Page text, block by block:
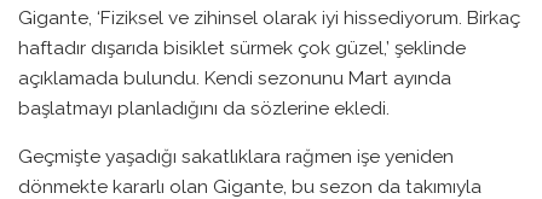
Gigante, ‘Fiziksel ve zihinsel olarak iyi hissediyorum. Birkaç
haftadır dışarıda bisiklet sürmek çok güzel,’ şeklinde
açıklamada bulundu. Kendi sezonunu Mart ayında
başlatmayı planladığını da sözlerine ekledi.
Geçmişte yaşadığı sakatlıklara rağmen işe yeniden
dönmekte kararlı olan Gigante, bu sezon da takımıyla